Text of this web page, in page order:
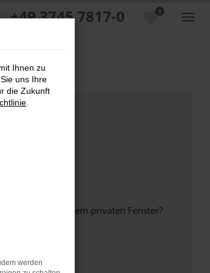
0
+49 3745 7817-0
oder in einem privaten Fenster?
Ihnen zu
uns Ihre
die Zukunft
werden